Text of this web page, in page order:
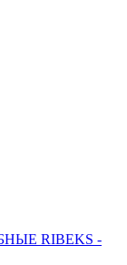
RIBEKS -